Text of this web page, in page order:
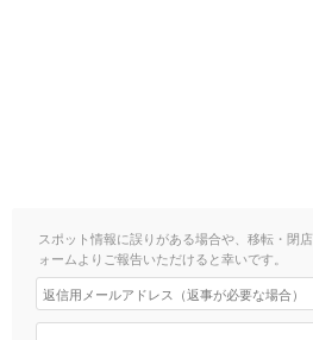
スポット情報に誤りがある場合や、移転・閉
ォームよりご報告いただけると幸いです。